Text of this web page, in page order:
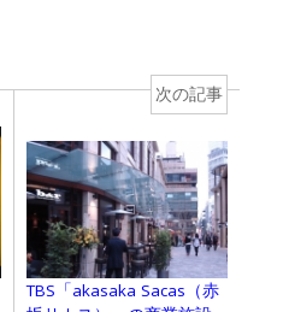
次の記事
TBS「akasaka Sacas（赤